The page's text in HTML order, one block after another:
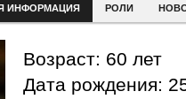
ИНФОРМАЦИЯ РОЛИ
Возраст: 60 лет
Дата рождения: